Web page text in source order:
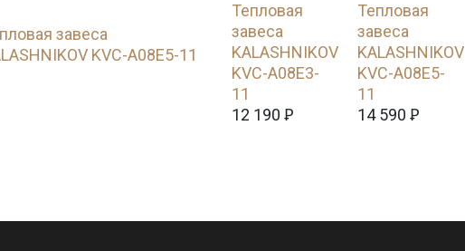
завеса
KVC-A08E5-11
Тепловая
завеса
KALASHNIKOV
KVC-A08E3-
11
12 190 Ꝑ
Тепловая
завеса
KALASHNIKOV
KVC-A08E5-
11
14 590 Ꝑ